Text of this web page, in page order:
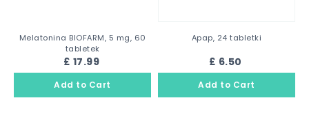
Melatonina BIOFARM, 5 mg, 60
tabletek
£ 17.99
Apap, 24 tabletki
£ 6.50